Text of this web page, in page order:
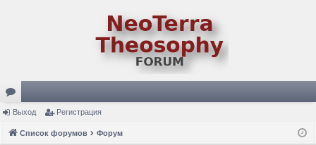
ор
ум
Выход Регистрация
Список форумов Форум